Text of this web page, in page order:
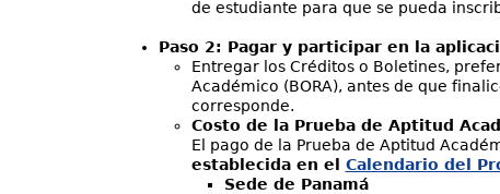
de estudiante para que se pueda
Paso 2: Pagar y participar en la
Entregar los Créditos o Boletines,
Académico (BORA), antes de que
corresponde.
Costo de la Prueba de Aptitud
El pago de la Prueba de Aptitud
establecida en el Calendario del
Sede de Panamá